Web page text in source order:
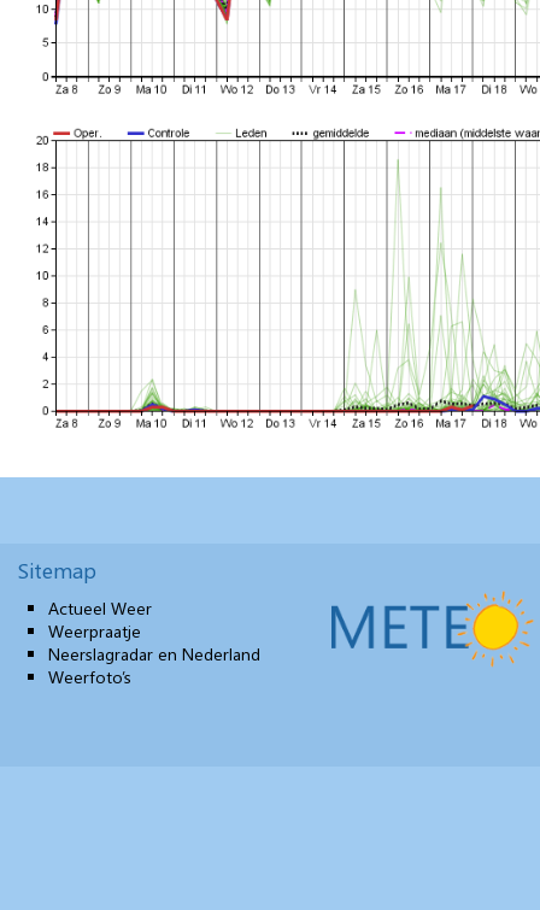
Sitemap
Actueel Weer
Weerpraatje
Neerslagradar en Nederland
Weerfoto’s